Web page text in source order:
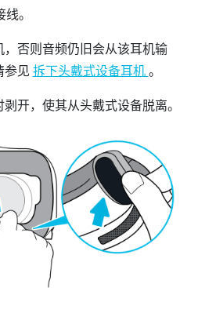
。
，否则音频仍旧会从该耳机输
参见 拆下头戴式设备耳机 。
开，使其从头戴式设备脱离。